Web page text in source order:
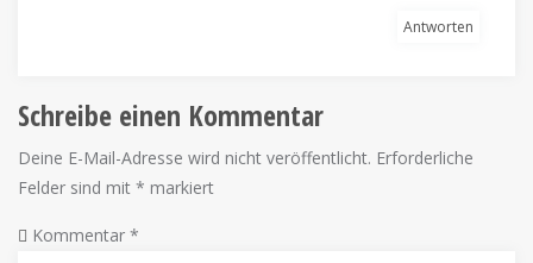
Antworten
Schreibe einen Kommentar
Deine E-Mail-Adresse wird nicht veröffentlicht. Erforderliche
Felder sind mit * markiert
Kommentar *